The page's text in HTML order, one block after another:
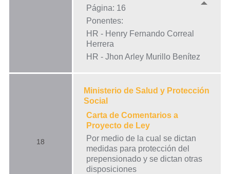
Página: 16
Ponentes:
HR - Henry Fernando Correal
Herrera
HR - Jhon Arley Murillo Benítez
18
Ministerio de Salud y Protección
Social
Carta de Comentarios a
Proyecto de Ley
Por medio de la cual se dictan
medidas para protección del
prepensionado y se dictan otras
disposiciones